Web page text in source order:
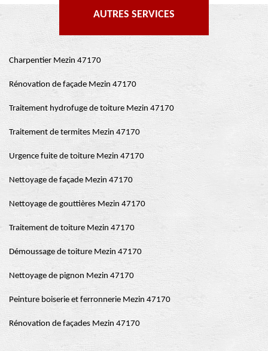
AUTRES SERVICES
Charpentier Mezin 47170
Rénovation de façade Mezin 47170
Traitement hydrofuge de toiture Mezin 47170
Traitement de termites Mezin 47170
Urgence fuite de toiture Mezin 47170
Nettoyage de façade Mezin 47170
Nettoyage de gouttières Mezin 47170
Traitement de toiture Mezin 47170
Démoussage de toiture Mezin 47170
Nettoyage de pignon Mezin 47170
Peinture boiserie et ferronnerie Mezin 47170
Rénovation de façades Mezin 47170